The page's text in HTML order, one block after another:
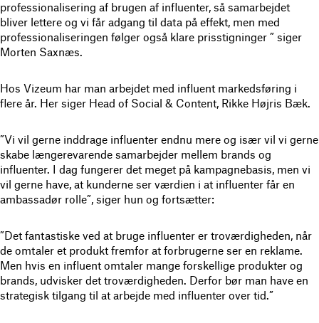
professionalisering af brugen af influenter, så samarbejdet
bliver lettere og vi får adgang til data på effekt, men med
professionaliseringen følger også klare prisstigninger ” siger
Morten Saxnæs.
Hos Vizeum har man arbejdet med influent markedsføring i
flere år. Her siger Head of Social & Content, Rikke Højris Bæk.
”Vi vil gerne inddrage influenter endnu mere og især vil vi gerne
skabe længerevarende samarbejder mellem brands og
influenter. I dag fungerer det meget på kampagnebasis, men vi
vil gerne have, at kunderne ser værdien i at influenter får en
ambassadør rolle”, siger hun og fortsætter:
”Det fantastiske ved at bruge influenter er troværdigheden, når
de omtaler et produkt fremfor at forbrugerne ser en reklame.
Men hvis en influent omtaler mange forskellige produkter og
brands, udvisker det troværdigheden. Derfor bør man have en
strategisk tilgang til at arbejde med influenter over tid.”